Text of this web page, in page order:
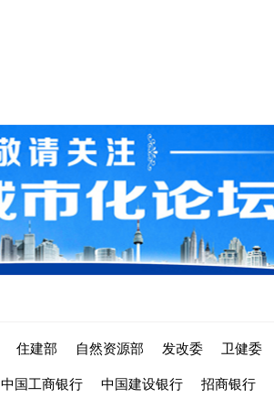
住建部 自然资源部 发改委 卫健委
中国工商银行 中国建设银行 招商银行